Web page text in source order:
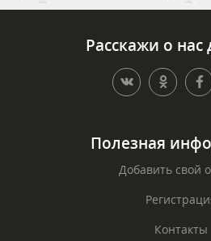
Расскажи о нас
Полезная
Добавить свой
Контакты